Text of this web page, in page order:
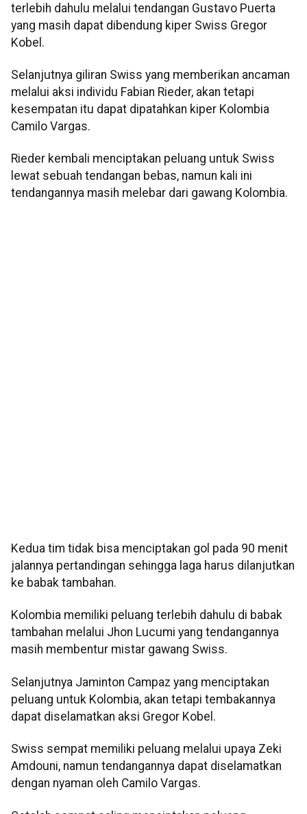
terlebih dahulu melalui tendangan Gustavo Puerta
yang masih dapat dibendung kiper Swiss Gregor
Kobel.
Selanjutnya giliran Swiss yang memberikan ancaman
melalui aksi individu Fabian Rieder, akan tetapi
kesempatan itu dapat dipatahkan kiper Kolombia
Camilo Vargas.
Rieder kembali menciptakan peluang untuk Swiss
lewat sebuah tendangan bebas, namun kali ini
tendangannya masih melebar dari gawang Kolombia.
Kedua tim tidak bisa menciptakan gol pada 90 menit
jalannya pertandingan sehingga laga harus dilanjutkan
ke babak tambahan.
Kolombia memiliki peluang terlebih dahulu di babak
tambahan melalui Jhon Lucumi yang tendangannya
masih membentur mistar gawang Swiss.
Selanjutnya Jaminton Campaz yang menciptakan
peluang untuk Kolombia, akan tetapi tembakannya
dapat diselamatkan aksi Gregor Kobel.
Swiss sempat memiliki peluang melalui upaya Zeki
Amdouni, namun tendangannya dapat diselamatkan
dengan nyaman oleh Camilo Vargas.